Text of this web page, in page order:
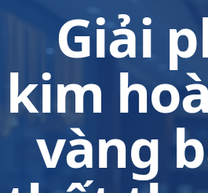
Giải
kim
vàng